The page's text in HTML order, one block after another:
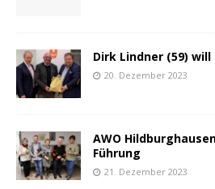
Dirk Lindner (59)
20. Dezember 2023
AWO
Führung
21. Dezember 2023